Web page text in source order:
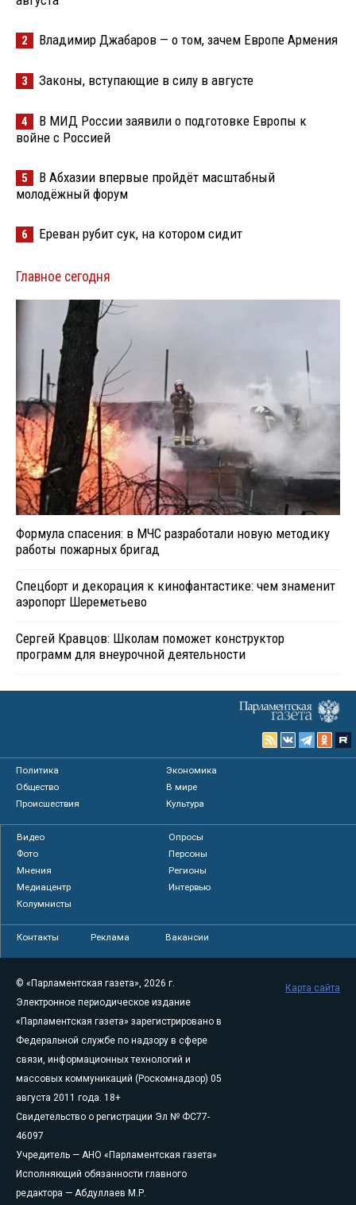
2 Владимир Джабаров — о том, зачем Европе Армения
3 Законы, вступающие в силу в августе
4
В МИД России заявили о подготовке Европы к
войне с Россией
5
В Абхазии впервые пройдёт масштабный
молодёжный форум
6 Ереван рубит сук, на котором сидит
Главное сегодня
Формула спасения: в МЧС разработали новую методику
работы пожарных бригад
Спецборт и декорация к кинофантастике: чем знаменит
аэропорт Шереметьево
Сергей Кравцов: Школам поможет конструктор
программ для внеурочной деятельности
Политика
Экономика
Общество
В мире
Происшествия
Культура
Видео
Опросы
Фото
Персоны
Мнения
Регионы
Медиацентр
Интервью
Колумнисты
Контакты Реклама Вакансии
© «Парламентская газета», 2026 г.
Электронное периодическое издание
«Парламентская газета» зарегистрировано в
Федеральной службе по надзору в сфере
связи, информационных технологий и
массовых коммуникаций (Роскомнадзор) 05
августа 2011 года. 18+
Свидетельство о регистрации Эл № ФС77-
46097
Учредитель — АНО «Парламентская газета»
Исполняющий обязанности главного
редактора — Абдуллаев М.Р.
Карта сайта